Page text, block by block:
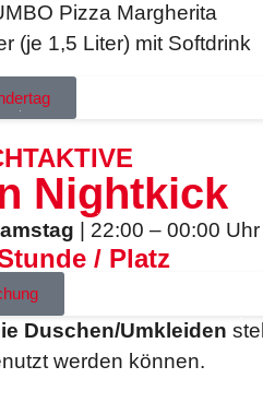
Pizza Margherita
(je 1,5 Liter) mit Softdrink
Nightkick
| 22:00 – 00:00 Uhr
/ Platz
Duschen/Umkleiden
werden können.